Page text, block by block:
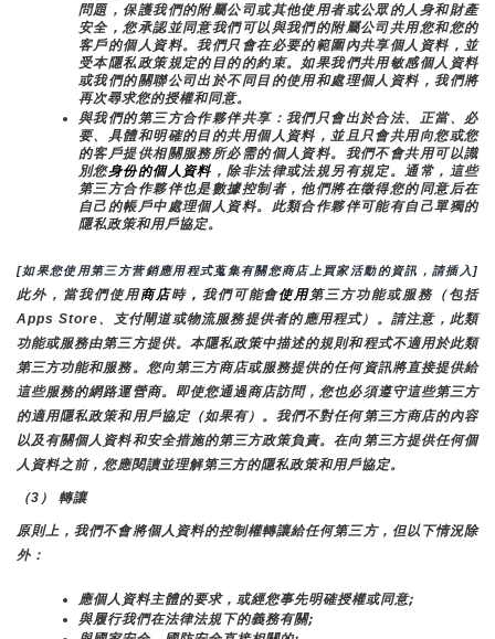
問題，保護我們的附屬公司或其他使用者或公眾的人身和財產
安全，您承認並同意我們可以與我們的附屬公司共用您和您的
客戶的個人資料。我們只會在必要的範圍內共享個人資料，並
受本隱私政策規定的目的的約束。如果我們共用敏感個人資料
或我們的關聯公司出於不同目的使用和處理個人資料，我們將
再次尋求您的授權和同意。
與我們的第三方合作夥伴共享：我們只會出於合法、正當、必
要、具體和明確的目的共用個人資料，並且只會共用向您或您
的客戶提供相關服務所必需的個人資料。我們不會共用可以識
別您身份的個人資料 ，除非法律或法規另有規定。通常，這些
第三方合作夥伴也是數據控制者，他們將在徵得您的同意后在
自己的帳戶中處理個人資料。此類合作夥伴可能有自己單獨的
隱私政策和用戶協定。
[如果您使用第三方营銷應用程式蒐集有關您商店上買家活動的資訊，請插入]
此外，當我們使用商店時， 我們可能會使用第三方功能或服務（包括
Apps Store、支付閘道或物流服務提供者的應用程式）。請注意，此類
功能或服務由第三方提供。本隱私政策中描述的規則和程式不適用於此類
第三方功能和服務。您向第三方商店或服務提供的任何資訊將直接提供給
這些服務的網路運營商。即使您通過商店訪問，您也必須遵守這些第三方
的適用隱私政策和用戶協定（如果有）。我們不對任何第三方商店的內容
以及有關個人資料和安全措施的第三方政策負責。在向第三方提供任何個
人資料之前，您應閱讀並理解第三方的隱私政策和用戶協定。
（3） 轉讓
原則上，我們不會將個人資料的控制權轉讓給任何第三方，但以下情況除
外：
應個人資料主體的要求，或經您事先明確授權或同意;
與履行我們在法律法規下的義務有關;